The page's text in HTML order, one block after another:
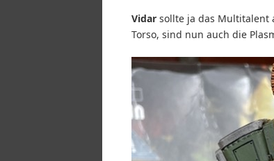
Vidar sollte ja das Multitalent
Torso, sind nun auch die